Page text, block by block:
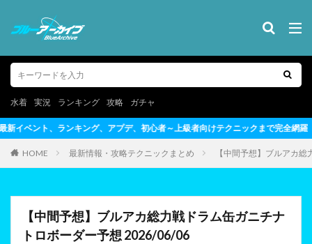
水着 実況 ランキング 攻略 ガチャ
者～上級者向けテクニックまで完全網羅
HOME 最新情報・攻略テクニックまとめ 【中間予想】ブルアカ
【中間予想】ブルアカ総力戦ドラム缶ガニチナ
トロボーダー予想 2026/06/06